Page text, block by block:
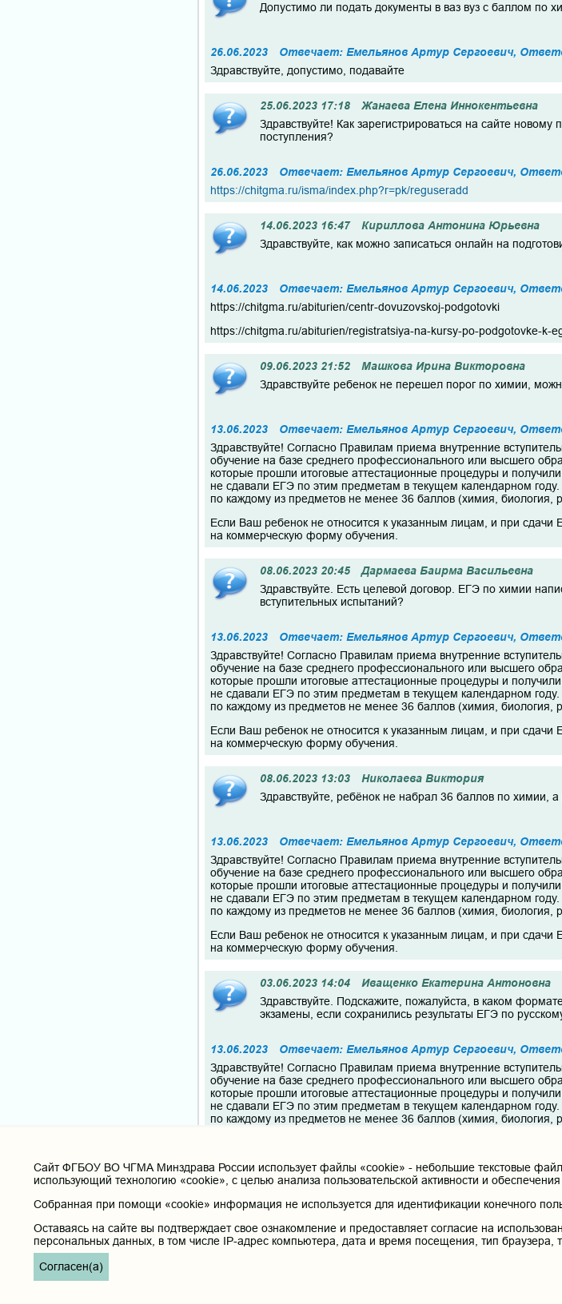
Допустимо ли подать документы в ваз вуз с баллом по
26.06.2023
Отвечает: Емельянов Артур Сергоевич,
Здравствуйте, допустимо, подавайте
25.06.2023 17:18
Жанаева Елена Иннокентьевна
Здравствуйте! Как зарегистрироваться на сайте
поступления?
26.06.2023
Отвечает: Емельянов Артур Сергоевич,
https://chitgma.ru/isma/index.php?r=pk/reguseradd
14.06.2023 16:47
Кириллова Антонина Юрьевна
Здравствуйте, как можно записаться онлайн на
14.06.2023
Отвечает: Емельянов Артур Сергоевич,
https://chitgma.ru/abiturien/centr-dovuzovskoj-podgotovki
https://chitgma.ru/abiturien/registratsiya-na-kursy-po-podgotovke-k-
09.06.2023 21:52
Машкова Ирина Викторовна
Здравствуйте ребенок не перешел порог по химии,
13.06.2023
Отвечает: Емельянов Артур Сергоевич,
Здравствуйте! Согласно Правилам приема внутренние
обучение на базе среднего профессионального или высшего
которые прошли итоговые аттестационные процедуры и
не сдавали ЕГЭ по этим предметам в текущем календарном
по каждому из предметов не менее 36 баллов (химия, биология,
Если Ваш ребенок не относится к указанным лицам, и при
на коммерческую форму обучения.
08.06.2023 20:45
Дармаева Баирма Васильевна
Здравствуйте. Есть целевой договор. ЕГЭ по химии
вступительных испытаний?
13.06.2023
Отвечает: Емельянов Артур Сергоевич,
Здравствуйте! Согласно Правилам приема внутренние
обучение на базе среднего профессионального или высшего
которые прошли итоговые аттестационные процедуры и
не сдавали ЕГЭ по этим предметам в текущем календарном
по каждому из предметов не менее 36 баллов (химия, биология,
Если Ваш ребенок не относится к указанным лицам, и при
на коммерческую форму обучения.
08.06.2023 13:03
Николаева Виктория
Здравствуйте, ребёнок не набрал 36 баллов по химии,
13.06.2023
Отвечает: Емельянов Артур Сергоевич,
Здравствуйте! Согласно Правилам приема внутренние
обучение на базе среднего профессионального или высшего
которые прошли итоговые аттестационные процедуры и
не сдавали ЕГЭ по этим предметам в текущем календарном
по каждому из предметов не менее 36 баллов (химия, биология,
Если Ваш ребенок не относится к указанным лицам, и при
на коммерческую форму обучения.
03.06.2023 14:04
Иващенко Екатерина Антоновна
Здравствуйте. Подскажите, пожалуйста, в каком
экзамены, если сохранились результаты ЕГЭ по
13.06.2023
Отвечает: Емельянов Артур Сергоевич,
Здравствуйте! Согласно Правилам приема внутренние
обучение на базе среднего профессионального или высшего
которые прошли итоговые аттестационные процедуры и
не сдавали ЕГЭ по этим предметам в текущем календарном
по каждому из предметов не менее 36 баллов (химия, биология,
02.06.2023 17:38
Есина Марина Александовна
и по целевому приему). У моей дочери возможно будет
отправили для подписание имеющиеся у ЦРБ целевые
направлением?
Cайт ФГБОУ ВО ЧГМА Минздрава России использует файлы «cookie» - небольшие текстовые
использующий технологию «cookie», с целью анализа пользовательской активности и
Собранная при помощи «cookie» информация не используется для идентификации конечного
Оставаясь на сайте вы подтверждает свое ознакомление и предоставляет согласие на
персональных данных, в том числе IP-адрес компьютера, дата и время посещения, тип браузера,
Согласен(а)